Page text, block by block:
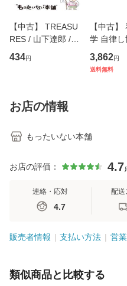
【中古】 TREASU
RES / 山下達郎 /
イーストウエス
ト・ジャパン [CD]
434円
【中古
学 自律し
専門職の
ジメント
3,862円
送料無料
お店の情報
もったいない本舗
お店の評価： 4.7
連絡・応対
4.7
配送
販売者情報 支払い方法 営
類似商品と比較する